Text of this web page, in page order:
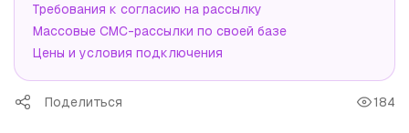
Требования к согласию на рассылку
Массовые СМС-рассылки по своей базе
Цены и условия подключения
Поделиться 184